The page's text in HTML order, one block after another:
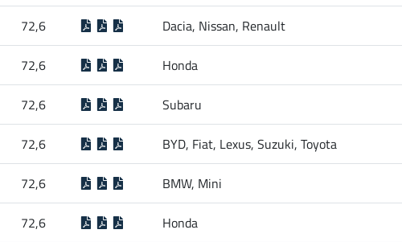
72,6 Dacia, Nissan, Renault
72,6 Honda
72,6 Subaru
72,6 BYD, Fiat, Lexus, Suzuki, Toyota
72,6 BMW, Mini
72,6 Honda